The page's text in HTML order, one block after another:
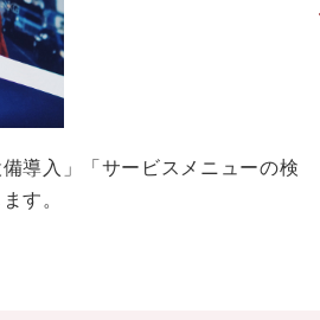
導入」「サービスメニューの検
す。